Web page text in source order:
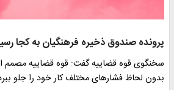
صندوق ذخیره فرهنگیان به کجا رسید؟
قوه قضاییه گفت: قوه قضاییه مصمم
لحاظ فشارهای مختلف کار خود را جلو ببرد